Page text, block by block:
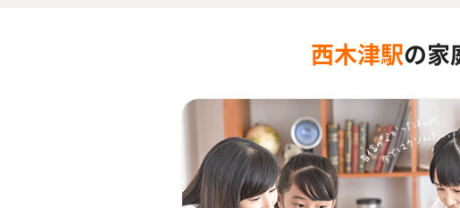
西木津駅の家